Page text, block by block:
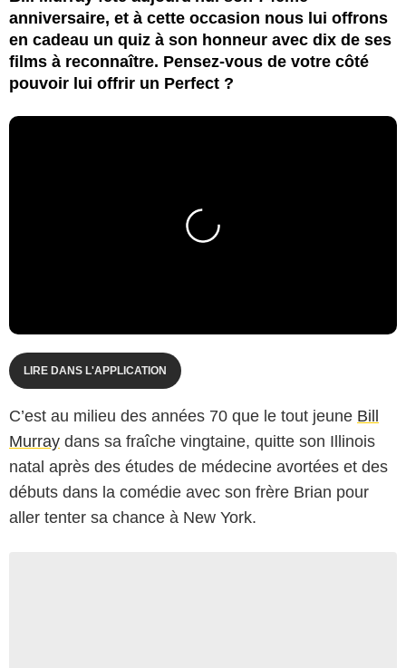
anniversaire, et à cette occasion nous lui offrons
en cadeau un quiz à son honneur avec dix de ses
films à reconnaître. Pensez-vous de votre côté
pouvoir lui offrir un Perfect ?
LIRE DANS L'APPLICATION
C’est au milieu des années 70 que le tout jeune Bill
Murray dans sa fraîche vingtaine, quitte son Illinois
natal après des études de médecine avortées et des
débuts dans la comédie avec son frère Brian pour
aller tenter sa chance à New York.